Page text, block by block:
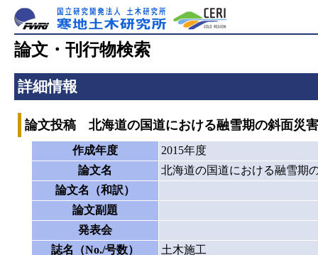
論文・刊行物検索
詳細情報
論文投稿 北海道の国道における融雪期の斜面災害
作成年度
2015年度
論文名
北海道の国道における融雪期
論文名（和訳）
論文副題
発表会
誌名（No./号数）
土木施工